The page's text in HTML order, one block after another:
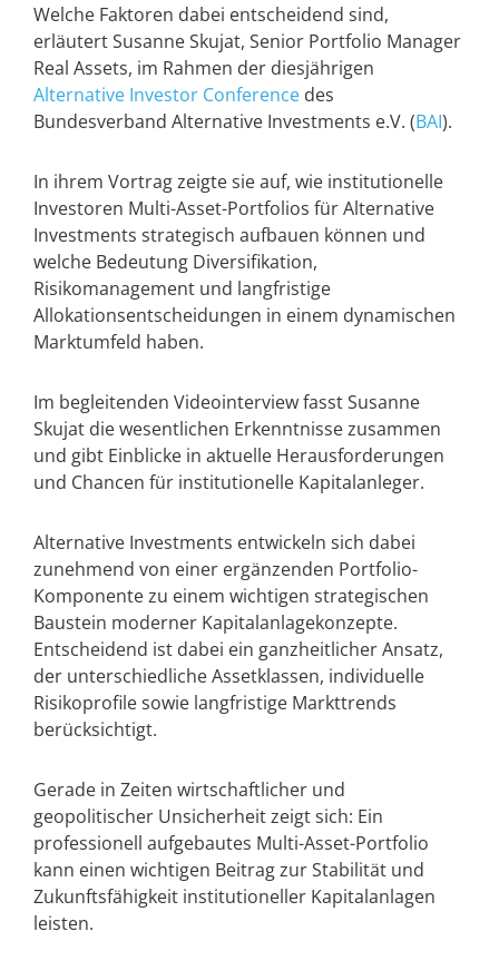
Welche Faktoren dabei entscheidend sind,
erläutert Susanne Skujat, Senior Portfolio Manager
Real Assets, im Rahmen der diesjährigen
Alternative Investor Conference des
Bundesverband Alternative Investments e.V. (BAI).
In ihrem Vortrag zeigte sie auf, wie institutionelle
Investoren Multi-Asset-Portfolios für Alternative
Investments strategisch aufbauen können und
welche Bedeutung Diversifikation,
Risikomanagement und langfristige
Allokationsentscheidungen in einem dynamischen
Marktumfeld haben.
Im begleitenden Videointerview fasst Susanne
Skujat die wesentlichen Erkenntnisse zusammen
und gibt Einblicke in aktuelle Herausforderungen
und Chancen für institutionelle Kapitalanleger.
Alternative Investments entwickeln sich dabei
zunehmend von einer ergänzenden Portfolio-
Komponente zu einem wichtigen strategischen
Baustein moderner Kapitalanlagekonzepte.
Entscheidend ist dabei ein ganzheitlicher Ansatz,
der unterschiedliche Assetklassen, individuelle
Risikoprofile sowie langfristige Markttrends
berücksichtigt.
Gerade in Zeiten wirtschaftlicher und
geopolitischer Unsicherheit zeigt sich: Ein
professionell aufgebautes Multi-Asset-Portfolio
kann einen wichtigen Beitrag zur Stabilität und
Zukunftsfähigkeit institutioneller Kapitalanlagen
leisten.